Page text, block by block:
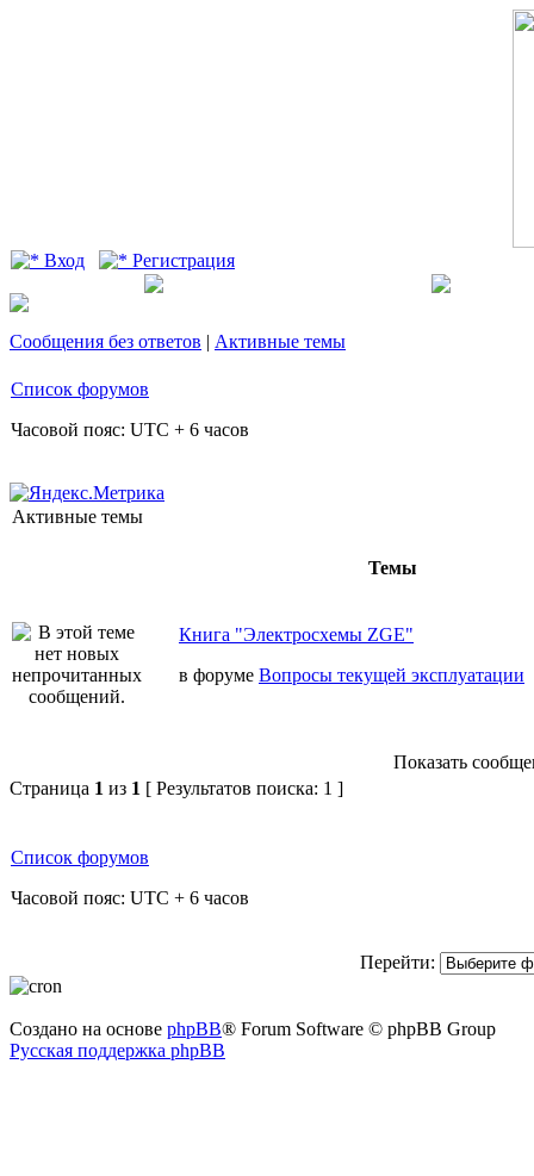
Вход Регистрация
Сообщения без ответов | Активные темы
Список форумов
Часовой пояс: UTC + 6 часов
Активные темы
Темы
Книга "Электросхемы ZGE"
в форуме Вопросы текущей эксплуатации
Показать
Страница 1 из 1 [ Результатов поиска: 1 ]
Список форумов
Часовой пояс: UTC + 6 часов
Перейти:
Создано на основе phpBB® Forum Software © phpBB Group
Русская поддержка phpBB